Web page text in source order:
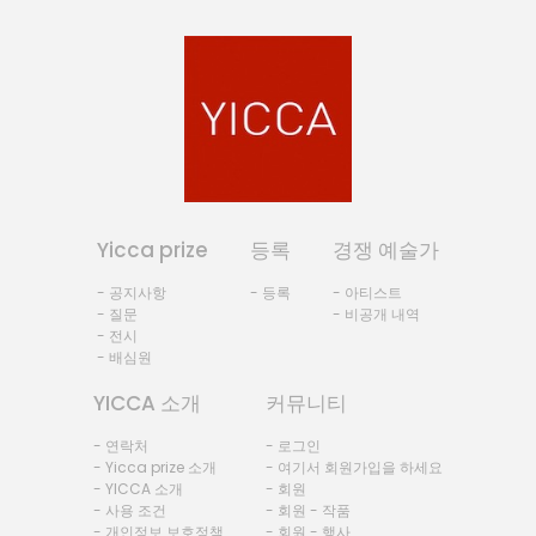
Yicca prize
- 공지사항
- 질문
- 전시
- 배심원
등록
- 등록
경쟁 예술가
- 아티스트
- 비공개 내역
YICCA 소개
- 연락처
- Yicca prize 소개
- YICCA 소개
- 사용 조건
- 개인정보 보호정책
커뮤니티
- 로그인
- 여기서 회원가입을 하세요
- 회원
- 회원 - 작품
- 회원 - 행사